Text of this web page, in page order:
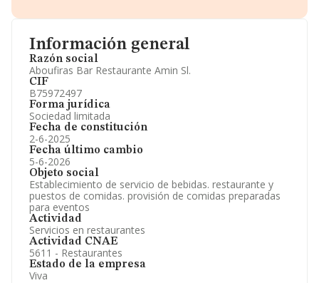
Información general
Razón social
Aboufiras Bar Restaurante Amin Sl.
CIF
B75972497
Forma jurídica
Sociedad limitada
Fecha de constitución
2-6-2025
Fecha último cambio
5-6-2026
Objeto social
Establecimiento de servicio de bebidas. restaurante y
puestos de comidas. provisión de comidas preparadas
para eventos
Actividad
Servicios en restaurantes
Actividad CNAE
5611 - Restaurantes
Estado de la empresa
Viva
Información oficial y registral complementaria.